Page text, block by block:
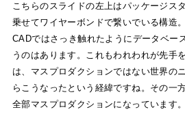
こちらのスライドの左上はパッケージス
乗せてワイヤーボンドで繋いでいる構造
CADではさっき触れたようにデータベー
うのはあります。これもわれわれが先手
は、マスプロダクションではない世界の
らこうなったという経緯ですね。その一
全部マスプロダクションになっています。